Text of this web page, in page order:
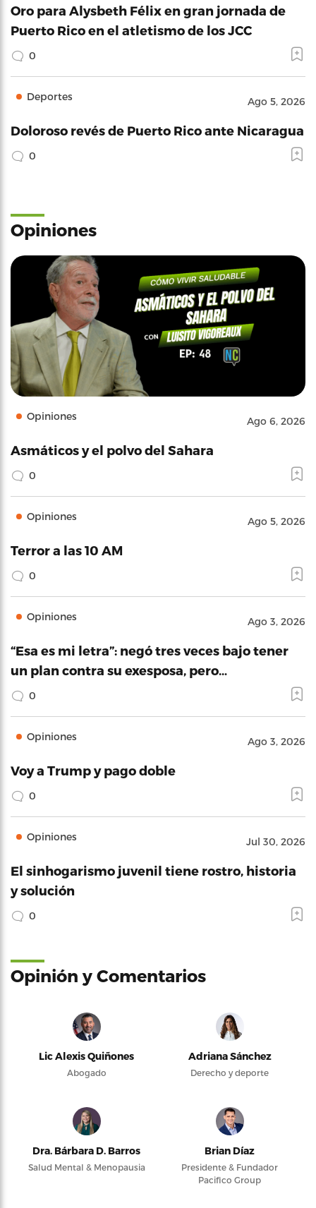
Oro para Alysbeth Félix en gran jornada de
Puerto Rico en el atletismo de los JCC
0
Deportes Ago 5, 2026
Doloroso revés de Puerto Rico ante Nicaragua
0
Opiniones
Opiniones Ago 6, 2026
Asmáticos y el polvo del Sahara
0
Opiniones Ago 5, 2026
Terror a las 10 AM
0
Opiniones Ago 3, 2026
“Esa es mi letra”: negó tres veces bajo tener
un plan contra su exesposa, pero…
0
Opiniones Ago 3, 2026
Voy a Trump y pago doble
0
Opiniones Jul 30, 2026
El sinhogarismo juvenil tiene rostro, historia
y solución
0
Opinión y Comentarios
Lic Alexis Quiñones
Abogado
Adriana Sánchez
Derecho y deporte
Dra. Bárbara D. Barros
Salud Mental & Menopausia
Brian Díaz
Presidente & Fundador
Pacifico Group